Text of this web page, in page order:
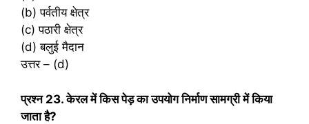
(b) पर्वतीय क्षेत्र
(c) पठारी क्षेत्र
(d) बलुई मैदान
उत्तर – (d)
प्रश्‍न 23. केरल में किस पेड़ का उपयोग निर्माण सामग्री में किया
जाता है?